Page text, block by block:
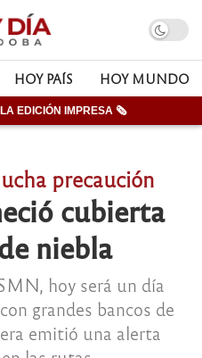
HOY PAÍS HOY MUNDO
EDICIÓN IMPRESA 🗞
precaución
cubierta
niebla
hoy será un día
grandes bancos de
emitió una alerta